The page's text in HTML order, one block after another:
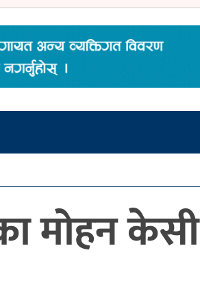
मोहन केसी